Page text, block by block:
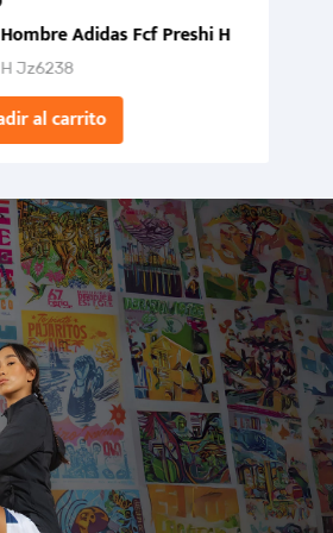
Adidas Fcf Preshi H
Jz6238
al carrito